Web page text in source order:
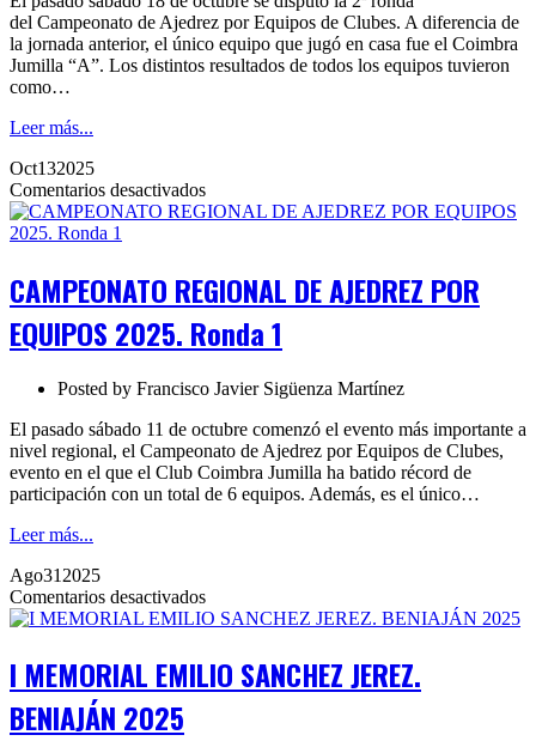
del Campeonato de Ajedrez por Equipos de Clubes. A diferencia de
la jornada anterior, el único equipo que jugó en casa fue el Coimbra
Jumilla “A”. Los distintos resultados de todos los equipos tuvieron
como…
Leer más...
Oct132025
Comentarios desactivadosen
CAMPEONATO
POR
2025.
1
CAMPEONATO REGIONAL DE AJEDREZ POR
EQUIPOS 2025. Ronda 1
Posted by Francisco Javier Sigüenza Martínez
El pasado sábado 11 de octubre comenzó el evento más importante a
nivel regional, el Campeonato de Ajedrez por Equipos de Clubes,
evento en el que el Club Coimbra Jumilla ha batido récord de
participación con un total de 6 equipos. Además, es el único…
Leer más...
Ago31 2025
Comentarios desactivadosen
I
EMILIO
SANCHEZ
I MEMORIAL EMILIO SANCHEZ JEREZ.
BENIAJÁN 2025